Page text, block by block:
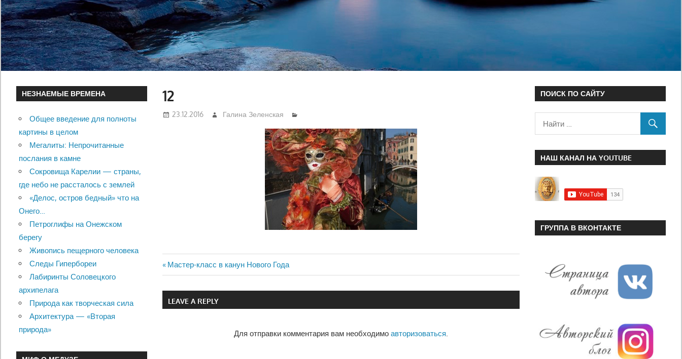
12
23.12.2016 Галина Зеленская
Навигация
по
Previous
Post:
Мастер-класс в канун Нового Года
LEAVE A REPLY
Для отправки комментария вам необходимо авторизоваться.
НЕЗНАЕМЫЕ ВРЕМЕНА
Общее введение для полноты
картины в целом
Мегалиты: Непрочитанные
послания в камне
Сокровища Карелии — страны,
где небо не рассталось с землей
«Делос, остров бедный» что на
Онего…
Петроглифы на Онежском
берегу
Живопись пещерного человека
Следы Гипербореи
Лабиринты Соловецкого
архипелага
Природа как творческая сила
Архитектура — «Вторая
природа»
ПОИСК ПО САЙТУ
НАШ КАНАЛ НА YOUTUBE
ГРУППА В ВКОНТАКТЕ